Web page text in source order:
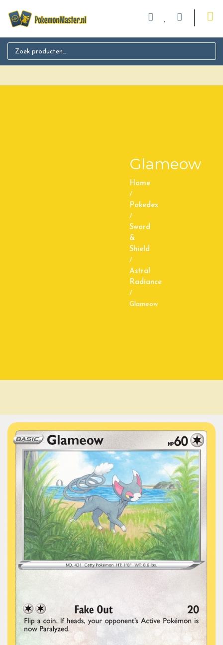
Search for:
Glameow
Home
/
Pokedex
/
Sword
&
Shield
/
Astral
Radiance
/
Glameow